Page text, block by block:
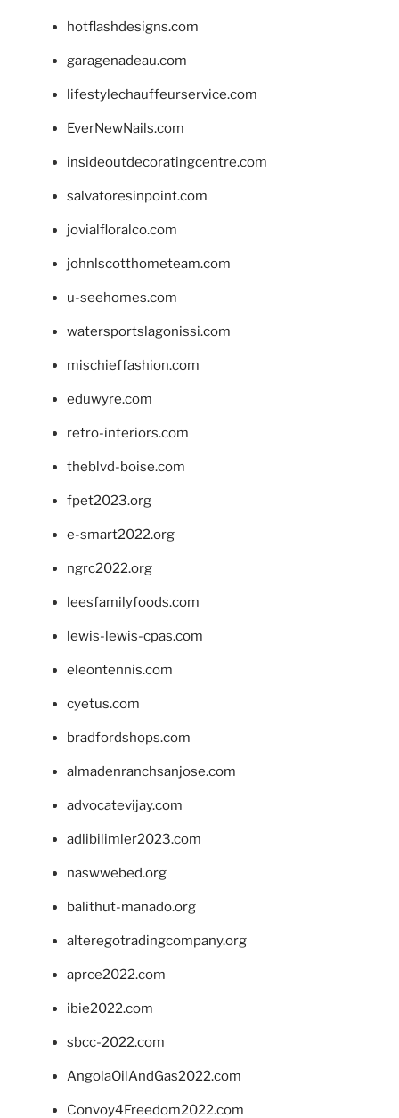
hotflashdesigns.com
garagenadeau.com
lifestylechauffeurservice.com
EverNewNails.com
insideoutdecoratingcentre.com
salvatoresinpoint.com
jovialfloralco.com
johnlscotthometeam.com
u-seehomes.com
watersportslagonissi.com
mischieffashion.com
eduwyre.com
retro-interiors.com
theblvd-boise.com
fpet2023.org
e-smart2022.org
ngrc2022.org
leesfamilyfoods.com
lewis-lewis-cpas.com
eleontennis.com
cyetus.com
bradfordshops.com
almadenranchsanjose.com
advocatevijay.com
adlibilimler2023.com
naswwebed.org
balithut-manado.org
alteregotradingcompany.org
aprce2022.com
ibie2022.com
sbcc-2022.com
AngolaOilAndGas2022.com
Convoy4Freedom2022.com